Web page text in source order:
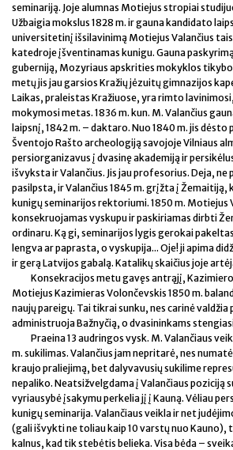
seminariją. Joje alumnas Motiejus stropiai
Užbaigia mokslus 1828 m. ir gauna kandidato
universitetinį išsilavinimą Motiejus Valančius tais
katedroje įšventinamas kunigu. Gauna
guberniją, Mozyriaus apskrities mokyklos
metų jis jau garsios Kražių jėzuitų gimnazijos
Laikas, praleistas Kražiuose, yra rimto
mokymosi metas. 1836 m. kun. M. Valančius
laipsnį, 1842 m. – daktaro. Nuo 1840 m. jis
Šventojo Rašto archeologiją savojoje Vilniaus
persiorganizavus į dvasinę akademiją ir
išvyksta ir Valančius. Jis jau profesorius. Deja,
pasilpsta, ir Valančius 1845 m. grįžta į Žemaitiją,
kunigų seminarijos rektoriumi. 1850 m. Motiejus
konsekruojamas vyskupu ir paskiriamas dirbti
ordinaru. Ką gi, seminarijos lygis gerokai
lengva ar paprasta, o vyskupija... Oje! ji apima
ir gerą Latvijos gabalą. Katalikų skaičius joje
Konsekracijos metu gavęs antrąjį,
Motiejus Kazimieras Volončevskis 1850 m.
naujų pareigų. Tai tikrai sunku, nes carinė
administruoja Bažnyčią, o dvasininkams
Praeina 13 audringos vysk. M. Valančiaus
m. sukilimas. Valančius jam nepritarė, nes
kraujo praliejimą, bet dalyvavusių sukilime
nepaliko. Neatsižvelgdama į Valančiaus poziciją
vyriausybė įsakymu perkelia jį į Kauną. Vėliau
kunigų seminarija. Valančiaus veikla ir net
(gali išvykti ne toliau kaip 10 varstų nuo Kauno),
kalnus, kad tik stebėtis belieka. Visa bėda –